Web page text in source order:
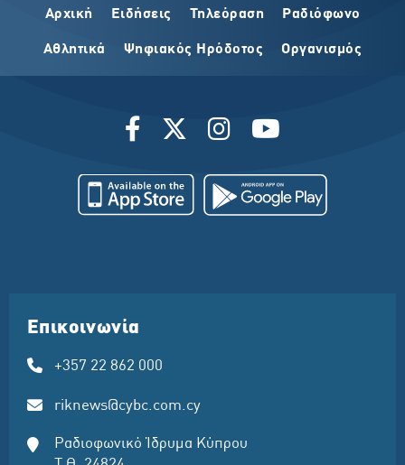
Αρχική Ειδήσεις Τηλεόραση Ραδιόφωνο
Αθλητικά Ψηφιακός Ηρόδοτος Οργανισμός
Επικοινωνία
+357 22 862 000
riknews@cybc.com.cy
Ραδιοφωνικό Ίδρυμα Κύπρου